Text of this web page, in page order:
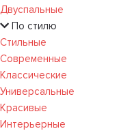
Двуспальные
По стилю
Стильные
Современные
Классические
Универсальные
Красивые
Интерьерные